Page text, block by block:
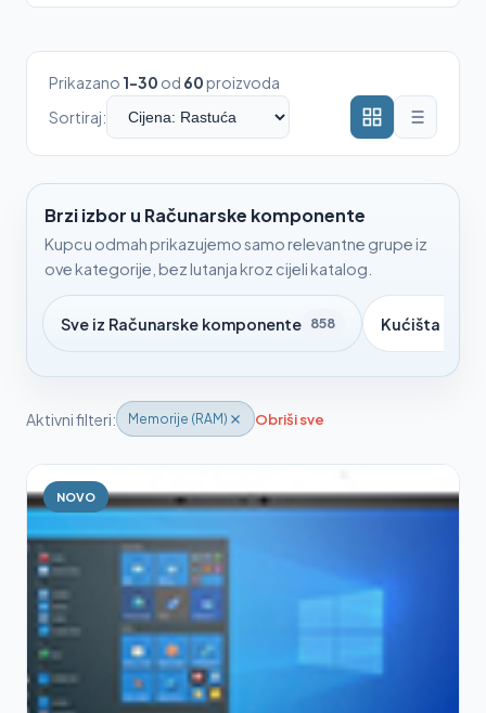
Prikazano 1-30 od 60proizvoda
Sortiraj:
Brzi izbor u Računarske komponente
Kupcu odmah prikazujemo samo relevantne grupe iz
ove kategorije, bez lutanja kroz cijeli katalog.
Sve iz Računarske komponente 858 Kućišta
Aktivni filteri: Memorije (RAM) Obriši sve
NOVO